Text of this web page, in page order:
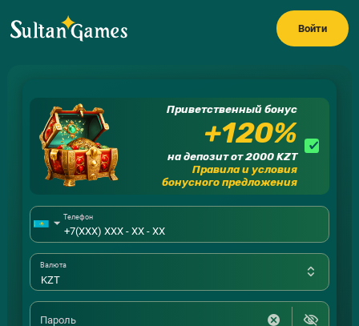
Войти
Приветственный бонус
+120%
на депозит от 2000 KZT
Правила и условия
бонусного предложения
Телефон
Валюта
Пароль